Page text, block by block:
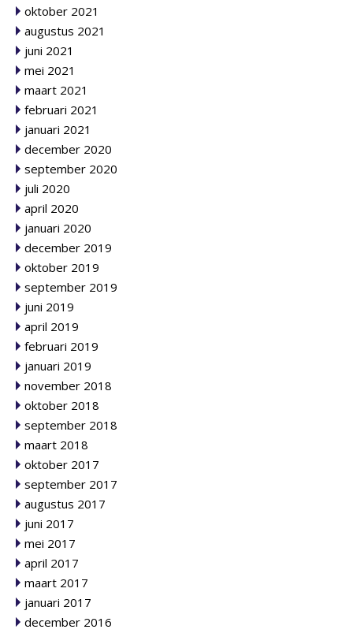
oktober 2021
augustus 2021
juni 2021
mei 2021
maart 2021
februari 2021
januari 2021
december 2020
september 2020
juli 2020
april 2020
januari 2020
december 2019
oktober 2019
september 2019
juni 2019
april 2019
februari 2019
januari 2019
november 2018
oktober 2018
september 2018
maart 2018
oktober 2017
september 2017
augustus 2017
juni 2017
mei 2017
april 2017
maart 2017
januari 2017
december 2016